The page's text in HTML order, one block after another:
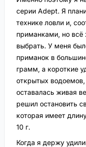
серии Adept. Я
технике ловли и,
приманками, но
выбрать. У меня
приманок в
грамм, а короткие
открытых
оставалась живая
решил остановить
которая имеет
10 г.
Когда я держу